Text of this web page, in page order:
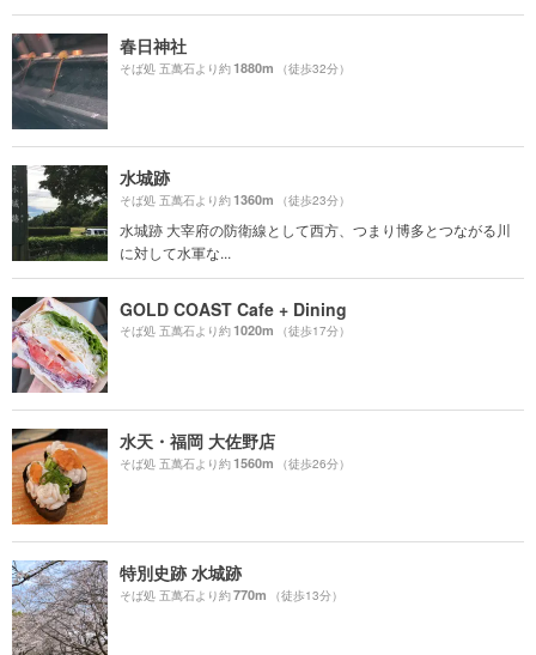
春日神社
そば処 五萬石より約1880m （徒歩32分）
水城跡
そば処 五萬石より約1360m （徒歩23分）
水城跡 大宰府の防衛線として西方、つまり博多とつながる川
に対して水軍な...
GOLD COAST Cafe + Dining
そば処 五萬石より約1020m （徒歩17分）
水天・福岡 大佐野店
そば処 五萬石より約1560m （徒歩26分）
特別史跡 水城跡
そば処 五萬石より約770m （徒歩13分）